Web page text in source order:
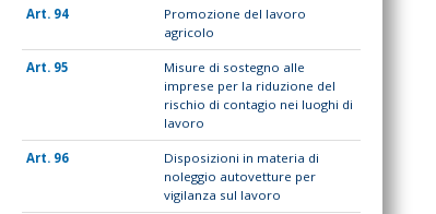
94
Promozione del lavoro
agricolo
95
Misure di sostegno alle
imprese per la riduzione del
rischio di contagio nei luoghi di
lavoro
96
Disposizioni in materia di
noleggio autovetture per
vigilanza sul lavoro